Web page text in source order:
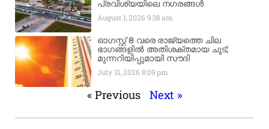
പ്രവിശ്യയിലെ നഗരങ്ങൾ
August 1, 2026 9:38 am
ഓഗസ്റ്റ് 8 വരെ രാജ്യത്തെ ചില
ഭാഗങ്ങളിൽ അതിശക്തമായ ചൂട്;
മുന്നറിയിപ്പുമായി സൗദി
July 31, 2026 8:09 pm
« Previous Next »